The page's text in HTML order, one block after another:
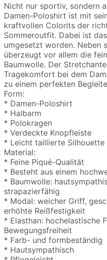
Nicht nur sportiv, sondern
Damen-Poloshirt ist mit
kraftvollen Colorits der
Sommeroutfit. Dabei ist
umgesetzt worden. Neben
überzeugt vor allem die
Baumwolle. Der
Tragekomfort bei dem
zu einem perfekten
Form:
* Damen-Poloshirt
* Halbarm
* Polokragen
* Verdeckte Knopfleiste
* Leicht taillierte Silhouette
Material:
* Feine Piqué-Qualität
* Besteht aus einem
* Baumwolle:
strapazierfähig
* Modal: weicher Griff,
erhöhte Reißfestigkeit
* Elasthan: hochelastische
Bewegungsfreiheit
* Farb- und formbeständig
* Hautsympathisch